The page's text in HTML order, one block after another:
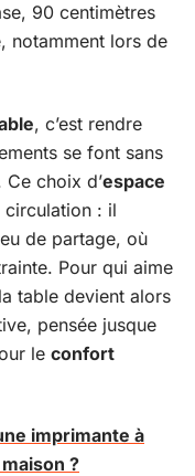
90 centimètres
notamment lors de
, c’est rendre
se font sans
Ce choix d’espace
: il
de partage, où
Pour qui aime
table devient alors
pensée jusque
le confort
imprimante à
?